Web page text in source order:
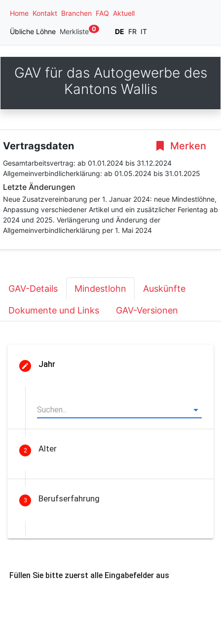
Home Kontakt Branchen FAQ Aktuell
Übliche Löhne Merkliste 0 DE FR IT
GAV für das Autogewerbe des
Kantons Wallis
Merken
Vertragsdaten
Gesamtarbeitsvertrag: ab 01.01.2024 bis 31.12.2024
Allgemeinverbindlicherklärung: ab 01.05.2024 bis 31.01.2025
Letzte Änderungen
Neue Zusatzvereinbarung per 1. Januar 2024: neue Mindestlöhne,
Anpassung verschiedener Artikel und ein zusätzlicher Ferientag ab
2024 und 2025. Verlängerung und Änderung der
Allgemeinverbindlicherklärung per 1. Mai 2024
GAV-Details Mindestlohn Auskünfte
Dokumente und Links GAV-Versionen
Jahr
2 Alter
3 Berufserfahrung
Füllen Sie bitte zuerst alle Eingabefelder aus